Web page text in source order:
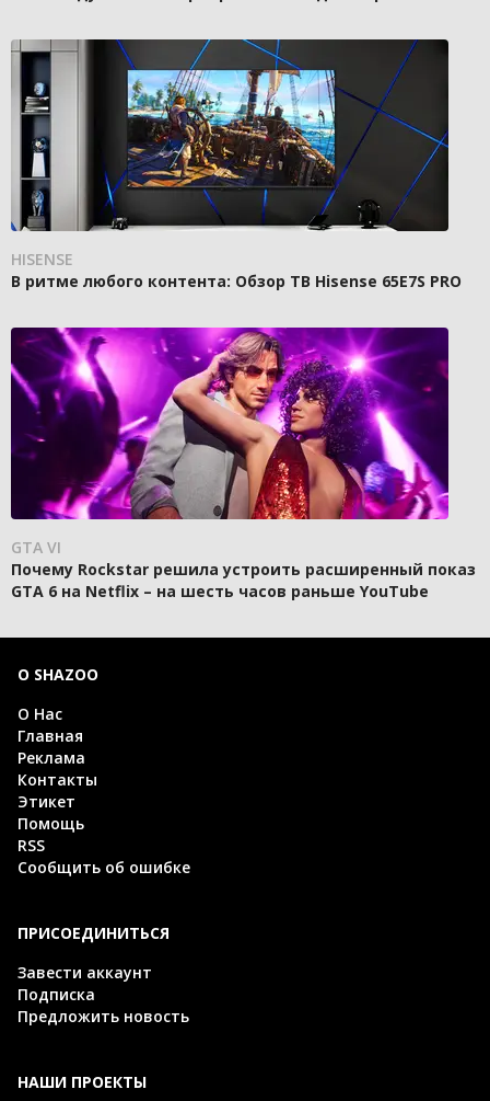
HISENSE
В ритме любого контента: Обзор ТВ Hisense 65E7S PRO
GTA VI
Почему Rockstar решила устроить расширенный показ
GTA 6 на Netflix – на шесть часов раньше YouTube
О SHAZOO
О Нас
Главная
Реклама
Контакты
Этикет
Помощь
RSS
Сообщить об ошибке
ПРИСОЕДИНИТЬСЯ
Завести аккаунт
Подписка
Предложить новость
НАШИ ПРОЕКТЫ